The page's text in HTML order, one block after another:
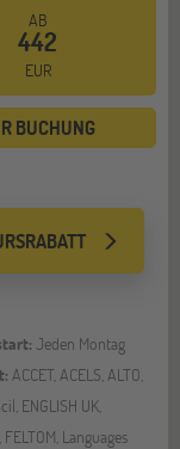
AB
442
EUR
BUCHUNG
Jeden Montag
ACCET, ACELS, ALTO,
ENGLISH UK,
Languages